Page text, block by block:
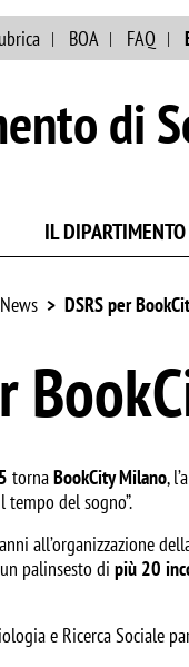
BOA FAQ
di
IL DIPARTIMENTO
News DSRS per
tornaBookCity Milano,
tempo del sogno”.
all’organizzazione
palinsesto di più 20
e Ricerca Sociale